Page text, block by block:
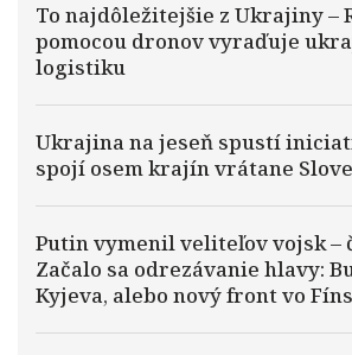
To najdôležitejšie z Ukrajiny –
pomocou dronov vyraďuje
logistiku
Ukrajina na jeseň spustí
spojí osem krajín vrátane
Putin vymenil veliteľov vojsk –
Začalo sa odrezávanie hlavy:
Kyjeva, alebo nový front vo